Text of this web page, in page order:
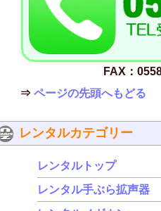
FAX：
⇒ ページの先頭へもどる
レンタルカテゴリー
レンタルトップ
レンタル手ぶら拡声器